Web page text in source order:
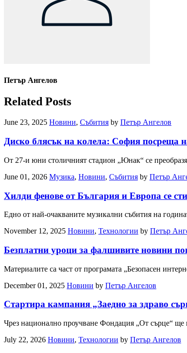
Петър Ангелов
Related Posts
June 23, 2025 Новини, Събития by Петър Ангелов
Диско блясък на колела: София посреща
От 27-и юни столичният стадион „Юнак“ се
June 01, 2026 Музика, Новини, Събития by Петър
Хилди фенове от България и Европа се
Едно от най-очакваните музикални събития на
November 12, 2025 Новини, Технологии by Петър
Безплатни уроци за фалшивите новини
Материалите са част от програмата „Безопасен
December 01, 2025 Новини by Петър Ангелов
Стартира кампания „Заедно за здраво
Чрез национално проучване Фондация „От сърце“
July 22, 2026 Новини, Технологии by Петър Ангелов